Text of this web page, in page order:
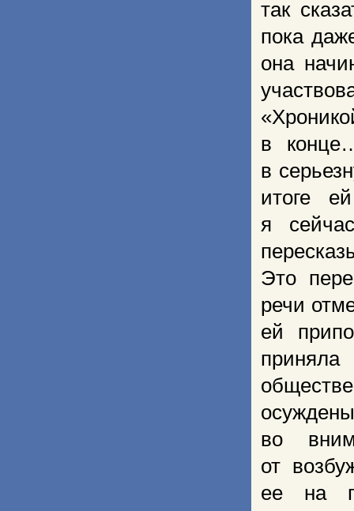
так
пока
она
в
в
итоге
я
Это
речи
ей
приняла
во
от
ее на